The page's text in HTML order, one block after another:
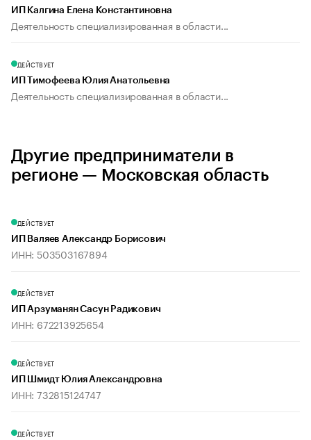
ИП Калгина Елена Константиновна
Деятельность специализированная в области...
ДЕЙСТВУЕТ
ИП Тимофеева Юлия Анатольевна
Деятельность специализированная в области...
Другие предприниматели в
регионе — Московская область
ДЕЙСТВУЕТ
ИП Валяев Александр Борисович
ИНН: 503503167894
ДЕЙСТВУЕТ
ИП Арзуманян Сасун Радикович
ИНН: 672213925654
ДЕЙСТВУЕТ
ИП Шмидт Юлия Александровна
ИНН: 732815124747
ДЕЙСТВУЕТ